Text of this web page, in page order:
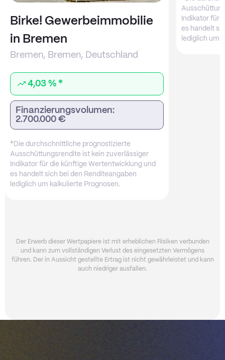
Birke! Gewerbeimmobilie
in Bremen
Bremen, Bremen, Deutschland
4,03 % *
Finanzierungsvolumen:
2.700.000 €
*Die durchschnittliche prognostizierte
Ausschüttungsrendite ist kein zuverlässiger
Indikator für die künftige Wertentwicklung und
es handelt sich bei den Renditeangaben
lediglich um kalkulierte Prognosen.
Indikator für
es handelt
lediglich um
Der Erwerb dieser Wertpapiere ist mit erheblichen Risiken verbunden
und kann zum vollständigen Verlust des eingesetzten Vermögens
führen. Der in Aussicht gestellte Ertrag ist nicht gewährleistet und kann
auch niedriger ausfallen.